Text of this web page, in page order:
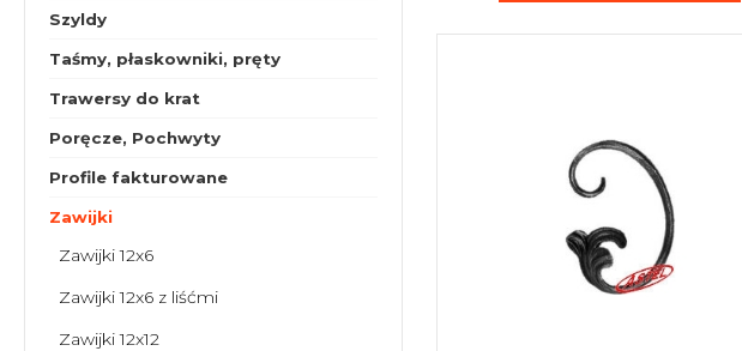
Szyldy
Taśmy, płaskowniki, pręty
Trawersy do krat
Poręcze, Pochwyty
Profile fakturowane
Zawijki
Zawijki 12x6
Zawijki 12x6 z liśćmi
Zawijki 12x12